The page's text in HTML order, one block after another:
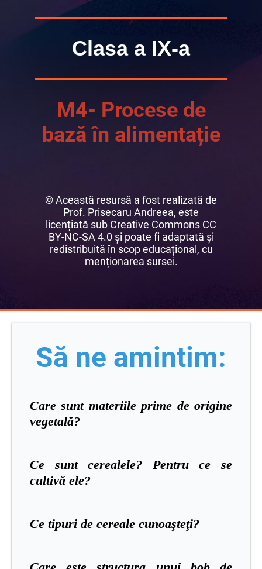
Clasa a IX-a
M4- Procese de
bază în alimentație
© Această resursă a fost realizată de
Prof. Prisecaru Andreea, este
licențiată sub Creative Commons CC
BY-NC-SA 4.0 și poate fi adaptată și
redistribuită în scop educațional, cu
menționarea sursei.
Să ne amintim:
Care sunt materiile prime de origine
vegetală?
Ce sunt cerealele? Pentru ce se
cultivă ele?
Ce tipuri de cereale cunoaşteţi?